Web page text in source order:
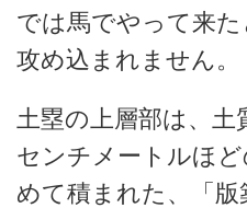
では馬でやって来
攻め込まれません。
土塁の上層部は、
センチメートルほ
めて積まれた、「